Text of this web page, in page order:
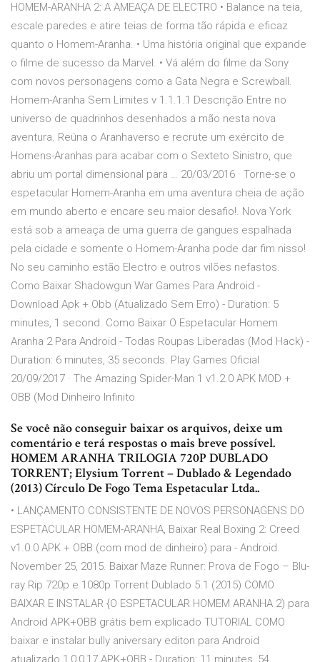
HOMEM-ARANHA 2: A AMEAÇA DE ELECTRO • Balance na teia,
escale paredes e atire teias de forma tão rápida e eficaz
quanto o Homem-Aranha. • Uma história original que expande
o filme de sucesso da Marvel. • Vá além do filme da Sony
com novos personagens como a Gata Negra e Screwball.
Homem-Aranha Sem Limites v 1.1.1.1 Descrição Entre no
universo de quadrinhos desenhados a mão nesta nova
aventura. Reúna o Aranhaverso e recrute um exército de
Homens-Aranhas para acabar com o Sexteto Sinistro, que
abriu um portal dimensional para … 20/03/2016 · Torne-se o
espetacular Homem-Aranha em uma aventura cheia de ação
em mundo aberto e encare seu maior desafio!. Nova York
está sob a ameaça de uma guerra de gangues espalhada
pela cidade e somente o Homem-Aranha pode dar fim nisso!
No seu caminho estão Electro e outros vilões nefastos.
Como Baixar Shadowgun War Games Para Android -
Download Apk + Obb (Atualizado Sem Erro) - Duration: 5
minutes, 1 second. Como Baixar O Espetacular Homem
Aranha 2 Para Android - Todas Roupas Liberadas (Mod Hack) -
Duration: 6 minutes, 35 seconds. Play Games Oficial
20/09/2017 · The Amazing Spider-Man 1 v1.2.0 APK MOD +
OBB (Mod Dinheiro Infinito
Se você não conseguir baixar os arquivos, deixe um
comentário e terá respostas o mais breve possível.
HOMEM ARANHA TRILOGIA 720P DUBLADO
TORRENT; Elysium Torrent – Dublado & Legendado
(2013) Círculo De Fogo Tema Espetacular Ltda..
• LANÇAMENTO CONSISTENTE DE NOVOS PERSONAGENS DO
ESPETACULAR HOMEM-ARANHA, Baixar Real Boxing 2: Creed
v1.0.0 APK + OBB (com mod de dinheiro) para - Android.
November 25, 2015. Baixar Maze Runner: Prova de Fogo – Blu-
ray Rip 720p e 1080p Torrent Dublado 5.1 (2015) COMO
BAIXAR E INSTALAR {O ESPETACULAR HOMEM ARANHA 2) para
Android APK+OBB grátis ️bem explicado TUTORIAL COMO
baixar e instalar bully aniversary editon para Android